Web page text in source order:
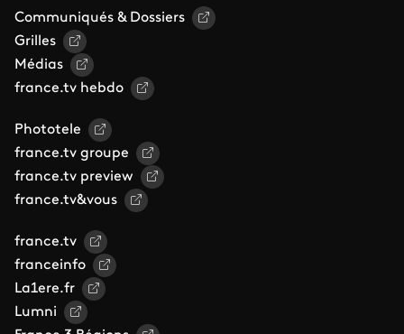
Communiqués & Dossiers
Grilles
Médias
france.tv hebdo
Phototele
france.tv groupe
france.tv preview
france.tv&vous
france.tv
franceinfo
La1ere.fr
Lumni